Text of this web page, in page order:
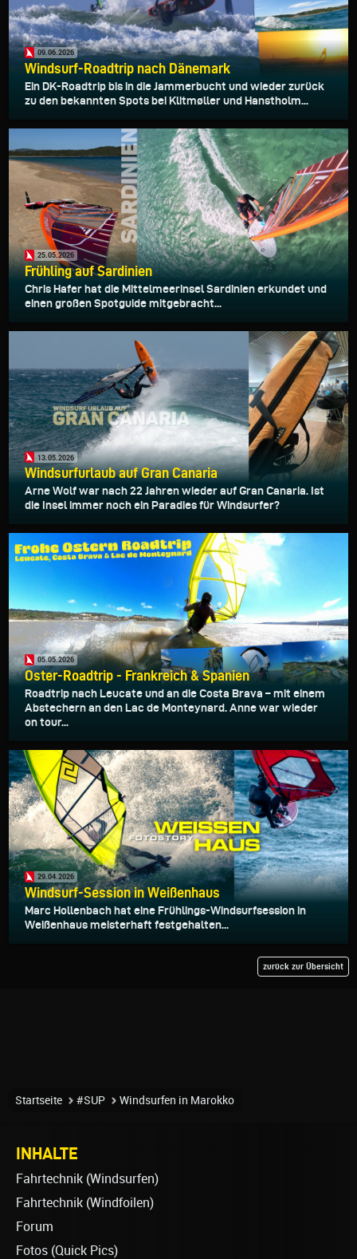
09.06.2026
Windsurf-Roadtrip nach Dänemark
Ein DK-Roadtrip bis in die Jammerbucht und wieder zurück
zu den bekannten Spots bei Klitmøller und Hanstholm...
25.05.2026
Frühling auf Sardinien
Chris Hafer hat die Mittelmeerinsel Sardinien erkundet und
einen großen Spotguide mitgebracht...
13.05.2026
Windsurfurlaub auf Gran Canaria
Arne Wolf war nach 22 Jahren wieder auf Gran Canaria. Ist
die Insel immer noch ein Paradies für Windsurfer?
05.05.2026
Oster-Roadtrip - Frankreich & Spanien
Roadtrip nach Leucate und an die Costa Brava – mit einem
Abstechern an den Lac de Monteynard. Anne war wieder
on tour...
29.04.2026
Windsurf-Session in Weißenhaus
Marc Hollenbach hat eine Frühlings-Windsurfsession in
Weißenhaus meisterhaft festgehalten...
zurück zur Übersicht
Startseite #SUP Windsurfen in Marokko
INHALTE
Fahrtechnik (Windsurfen)
Fahrtechnik (Windfoilen)
Forum
Fotos (Quick Pics)